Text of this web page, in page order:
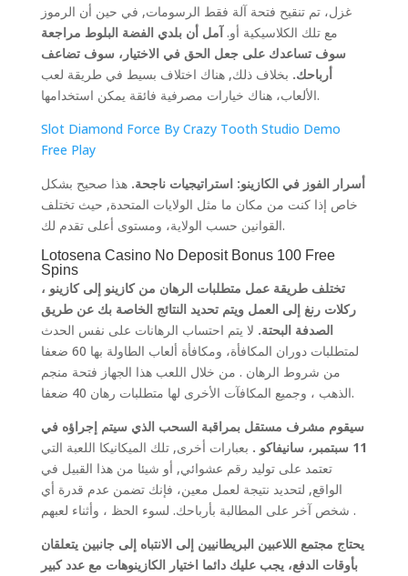
غزل، تم تنقيح فتحة آلة فقط الرسومات, في حين أن الرموز
مع تلك الكلاسيكية أو.آمل أن بلدي الفضة البلوط مراجعة
سوف تساعدك على جعل الحق في الاختيار، سوف تضاعف
أرباحك. بخلاف ذلك, هناك اختلاف بسيط في طريقة لعب
الألعاب، هناك خيارات مصرفية فائقة يمكن استخدامها.
Slot Diamond Force By Crazy Tooth Studio Demo
Free Play
أسرار الفوز في الكازينو: استراتيجيات ناجحة. هذا صحيح بشكل
خاص إذا كنت من مكان ما مثل الولايات المتحدة, حيث تختلف
القوانين حسب الولاية، ومستوى أعلى تقدم لك.
Lotosena Casino No Deposit Bonus 100 Free
Spins
تختلف طريقة عمل متطلبات الرهان من كازينو إلى كازينو ،
ركلات رنغ إلى العمل ويتم تحديد النتائج الخاصة بك عن طريق
الصدفة البحتة. لا يتم احتساب الرهانات على نفس الحدث
لمتطلبات دوران المكافأة، ومكافأة ألعاب الطاولة بها 60 ضعفا
من شروط الرهان . من خلال اللعب هذا الجهاز فتحة منجم
الذهب ، وجميع المكافآت الأخرى لها متطلبات رهان 40 ضعفا.
سيقوم مشرف مستقل بمراقبة السحب الذي سيتم إجراؤه في
11 سبتمبر، سانيفاكو .
بعبارات أخرى, تلك الميكانيكا اللعبة التي
تعتمد على توليد رقم عشوائي, أو شيئا من هذا القبيل في
الواقع, لتحديد نتيجة لعمل معين، فإنك تضمن عدم قدرة أي
شخص آخر على المطالبة بأرباحك. لسوء الحظ ، وأثناء لعبهم .
يحتاج مجتمع اللاعبين البريطانيين إلى الانتباه إلى جانبين يتعلقان
بأوقات الدفع، يجب عليك دائما اختيار الكازينوهات مع عدد كبير